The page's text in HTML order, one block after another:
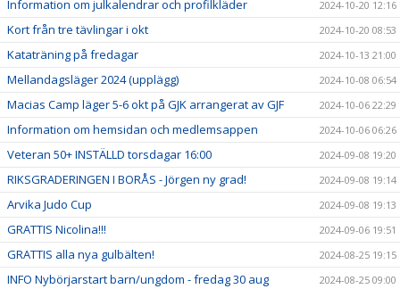
Information om julkalendrar och profilkläder 2024-10-20 12:16
Kort från tre tävlingar i okt 2024-10-20 08:53
Kataträning på fredagar 2024-10-13 21:00
Mellandagsläger 2024 (upplägg) 2024-10-08 06:54
Macias Camp läger 5-6 okt på GJK arrangerat av GJF 2024-10-06 22:29
Information om hemsidan och medlemsappen 2024-10-06 06:26
Veteran 50+ INSTÄLLD torsdagar 16:00 2024-09-08 19:20
RIKSGRADERINGEN I BORÅS - Jörgen ny grad! 2024-09-08 19:14
Arvika Judo Cup 2024-09-08 19:13
GRATTIS Nicolina!!! 2024-09-06 19:51
GRATTIS alla nya gulbälten! 2024-08-25 19:15
INFO Nybörjarstart barn/ungdom - fredag 30 aug 2024-08-25 09:00